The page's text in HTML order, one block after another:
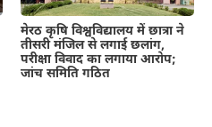
मेरठ कृषि विश्वविद्यालय में छात्रा ने
तीसरी मंजिल से लगाई छलांग,
परीक्षा विवाद का लगाया आरोप;
जांच समिति गठित